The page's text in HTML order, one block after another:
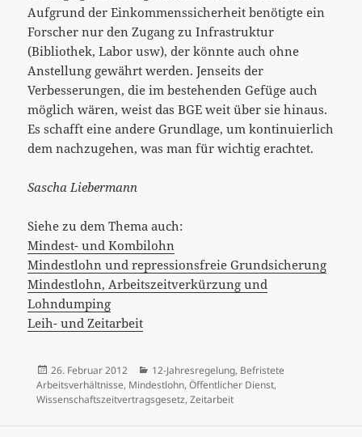
Aufgrund der Einkommenssicherheit benötigte ein
Forscher nur den Zugang zu Infrastruktur
(Bibliothek, Labor usw), der könnte auch ohne
Anstellung gewährt werden. Jenseits der
Verbesserungen, die im bestehenden Gefüge auch
möglich wären, weist das BGE weit über sie hinaus.
Es schafft eine andere Grundlage, um kontinuierlich
dem nachzugehen, was man für wichtig erachtet.
Sascha Liebermann
Siehe zu dem Thema auch:
Mindest- und Kombilohn
Mindestlohn und repressionsfreie Grundsicherung
Mindestlohn, Arbeitszeitverkürzung und
Lohndumping
Leih- und Zeitarbeit
Veröffentlicht
am
26. Februar 2012 Kategorien
12-Jahresregelung, Befristete
Arbeitsverhältnisse, Mindestlohn, Öffentlicher Dienst,
Wissenschaftszeitvertragsgesetz, Zeitarbeit